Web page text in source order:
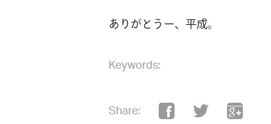
ありがとうー、平成。
Keywords:
Share: